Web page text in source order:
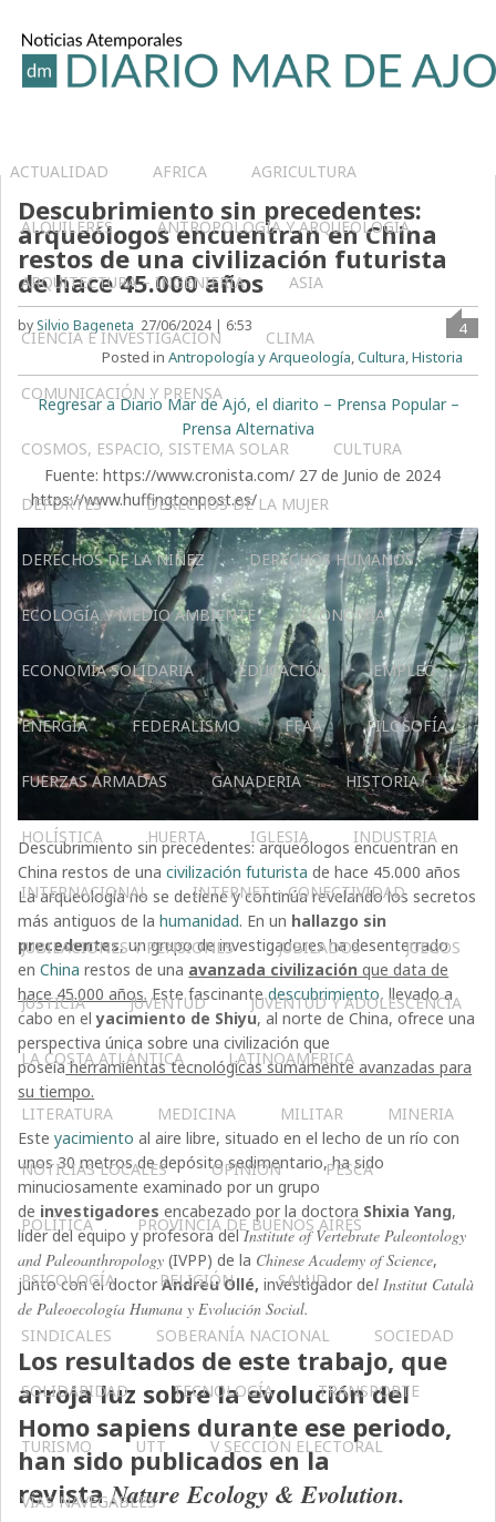
ACTUALIDAD AFRICA AGRICULTURA
ALQUILERES ANTROPOLOGÍA Y ARQUEOLOGÍA
ARQUITECTURA – INGENIERIA ASIA
CIENCIA E INVESTIGACIÓN CLIMA
COMUNICACIÓN Y PRENSA
COSMOS, ESPACIO, SISTEMA SOLAR CULTURA
DEPORTES DERECHOS DE LA MUJER
DERECHOS DE LA NIÑEZ DERECHOS HUMANOS
ECOLOGÍA Y MEDIO AMBIENTE ECONOMÍA
ECONOMÍA SOLIDARIA EDUCACIÓN EMPLEO
ENERGÍA FEDERALISMO FFAA FILOSOFÍA
FUERZAS ARMADAS GANADERIA HISTORIA
HOLÍSTICA HUERTA IGLESIA INDUSTRIA
INTERNACIONAL INTERNET – CONECTIVIDAD
JUBILACIONES Y PENSIONES JUBILADOS JUEGOS
JUSTICIA JUVENTUD JUVENTUD Y ADOLESCENCIA
LA COSTA ATLÁNTICA LATINOAMERICA
LITERATURA MEDICINA MILITAR MINERIA
NOTICIAS LOCALES OPINIÓN PESCA
POLÍTICA PROVINCIA DE BUENOS AIRES
PSICOLOGÍA RELIGIÓN SALUD
SINDICALES SOBERANÍA NACIONAL SOCIEDAD
SOLIDARIDAD TECNOLOGÍA TRANSPORTE
TURISMO UTT V SECCIÓN ELECTORAL
VÍAS NAVEGABLES
Descubrimiento sin precedentes:
arqueólogos encuentran en China
restos de una civilización futurista
de hace 45.000 años
by Silvio Bageneta 27/06/2024 | 6:53
4
Posted in Antropología y Arqueología,Cultura,Historia
Regresar a Diario Mar de Ajó, el diarito – Prensa Popular –
Prensa Alternativa
Fuente: https://www.cronista.com/ 27 de Junio de 2024
https://www.huffingtonpost.es/
Descubrimiento sin precedentes: arqueólogos encuentran en
China restos de unacivilización futurista de hace 45.000 años
La arqueología no se detiene y continúa revelando los secretos
más antiguos de lahumanidad. En un hallazgo sin
precedentes, un grupo de investigadores ha desenterrado
enChina restos de una avanzada civilización que data de
hace 45.000 años. Este fascinantedescubrimiento, llevado a
cabo en elyacimiento de Shiyu, al norte de China, ofrece una
perspectiva única sobre una civilización que
poseíaherramientas tecnológicas sumamente avanzadas para
su tiempo.
Esteyacimiento al aire libre, situado en el lecho de un río con
unos 30 metros de depósito sedimentario, ha sido
minuciosamente examinado por un grupo
de investigadores encabezado por la doctora Shixia Yang,
líder del equipo y profesora delInstitute of Vertebrate Paleontology
and Paleoanthropology (IVPP) de la Chinese Academy of Science,
junto con el doctor Andreu Ollé, investigador del Institut Català
de Paleoecología Humana y Evolución Social.
Los resultados de este trabajo, que
arroja luz sobre la evolución del
Homo sapiens durante ese periodo,
han sido publicados en la
revistaNature Ecology & Evolution.